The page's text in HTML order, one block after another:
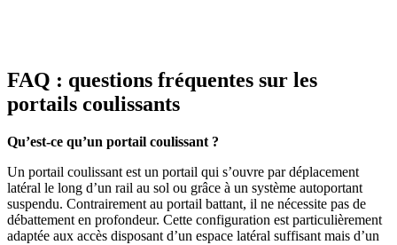
FAQ : questions fréquentes sur les
portails coulissants
Qu’est-ce qu’un portail coulissant ?
Un portail coulissant est un portail qui s’ouvre par déplacement
latéral le long d’un rail au sol ou grâce à un système autoportant
suspendu. Contrairement au portail battant, il ne nécessite pas de
débattement en profondeur. Cette configuration est particulièrement
adaptée aux accès disposant d’un espace latéral suffisant mais d’un